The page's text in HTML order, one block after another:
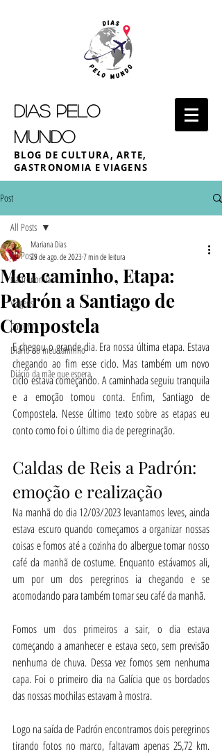
DIAS PELO
MUNDO
BLOG DE CULTURA, ARTE,
GASTRONOMIA E VIAGENS
Post
All Posts
Gastronomia
Viagens
Cultura
Diário do meu caminho
Diário da mãe que espera
All Posts
Meu caminho, Etapa:
Padrón a Santiago de
Compostela
Mariana Dias
29 de ago. de 20237 min de leitura
E chegou o grande dia. Era nossa última etapa. Estava
chegando ao fim esse ciclo. Mas também um novo
ciclo estava começando. A caminhada seguiu tranquila
e a emoção tomou conta. Enfim, Santiago de
Compostela. Nesse último texto sobre as etapas eu
conto como foi o último dia de peregrinação.
Caldas de Reis a Padrón:
emoção e realização
Na manhã do dia 12/03/2023 levantamos leves, ainda
estava escuro quando começamos a organizar nossas
coisas e fomos até a cozinha do albergue tomar nosso
café da manhã de costume. Enquanto estávamos ali,
um por um dos peregrinos ia chegando e se
acomodando para também tomar seu café da manhã.
Fomos um dos primeiros a sair, o dia estava
começando a amanhecer e estava seco, sem previsão
nenhuma de chuva. Dessa vez fomos sem nenhuma
capa. Foi o primeiro dia na Galícia que os bordados
das nossas mochilas estavam à mostra.
Logo na saída de Padrón encontramos dois peregrinos
tirando fotos no marco, faltavam apenas 25,72 km.